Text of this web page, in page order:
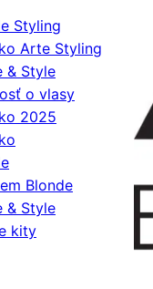
Styling
Arte Styling
& Style
o vlasy
2025
Blonde
& Style
kity